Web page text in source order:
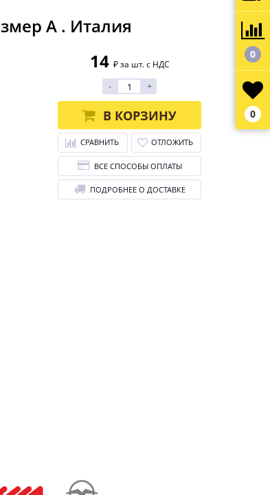
A . Италия
14 ₽ за шт. с НДС
- +
В КОРЗИНУ
СРАВНИТЬ ОТЛОЖИТЬ
ВСЕ СПОСОБЫ ОПЛАТЫ
ПОДРОБНЕЕ О ДОСТАВКЕ
0
0